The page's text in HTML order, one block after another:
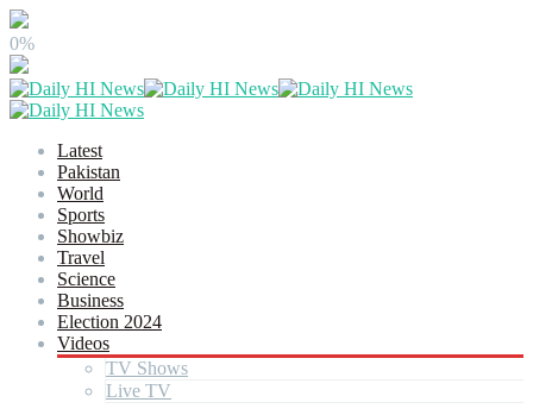
0%
Latest
Pakistan
World
Sports
Showbiz
Travel
Science
Business
Election 2024
Videos
TV Shows
Live TV